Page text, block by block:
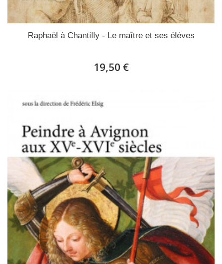
Raphaël à Chantilly - Le maître et ses élèves
19,50 €